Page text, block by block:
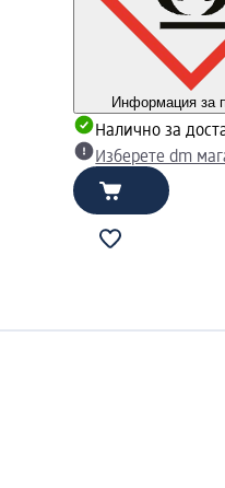
Информация за
Налично за
Изберете dm